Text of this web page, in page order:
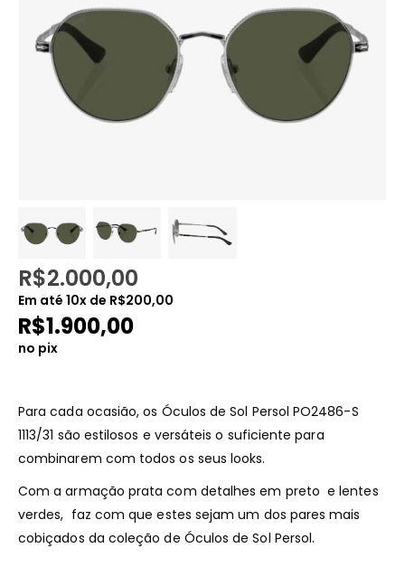
R$2.000,00
Em até 10x de R$200,00
R$1.900,00
no pix
Para cada ocasião, os Óculos de Sol Persol PO2486-S
1113/31 são estilosos e versáteis o suficiente para
combinarem com todos os seus looks.
Com a armação prata com detalhes em preto e lentes
verdes, faz com que estes sejam um dos pares mais
cobiçados da coleção de Óculos de Sol Persol.